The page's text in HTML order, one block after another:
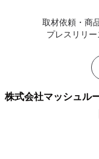
取材依頼・商
プレスリリー
株式会社マッシュル